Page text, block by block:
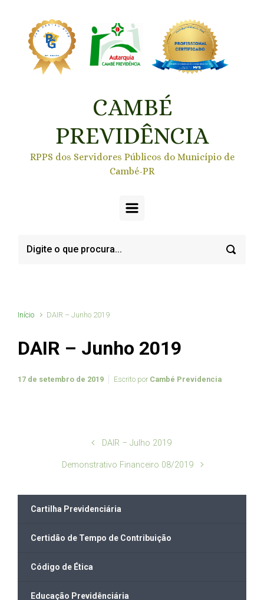
CAMBÉ
PREVIDÊNCIA
RPPS dos Servidores Públicos do Município de
Cambé-PR
Início DAIR – Junho 2019
DAIR – Junho 2019
17 de setembro de 2019 Escrito por Cambé Previdencia
DAIR – Julho 2019
Demonstrativo Financeiro 08/2019
Cartilha Previdenciária
Certidão de Tempo de Contribuição
Código de Ética
Educação Previdênciária